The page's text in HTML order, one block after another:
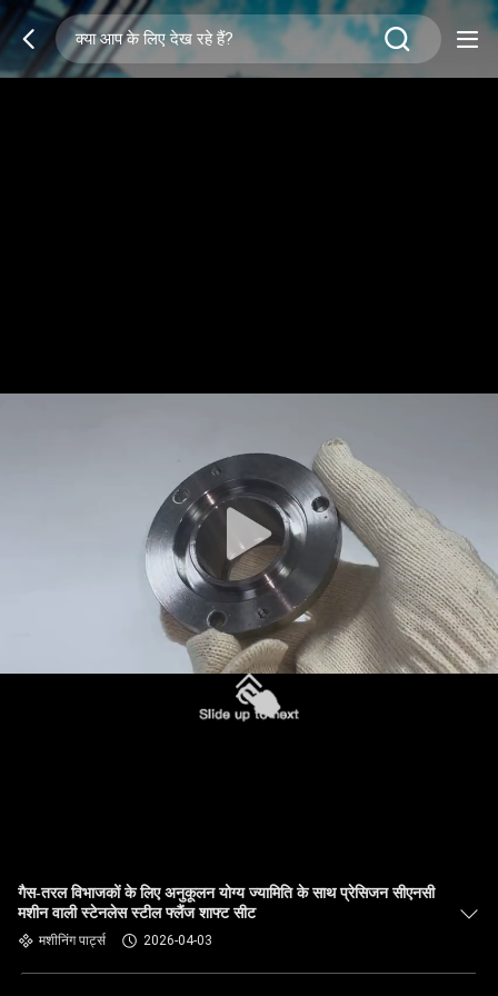
गैस-तरल विभाजकों के लिए अनुकूलन योग्य ज्यामिति के साथ प्रेसिजन सीएनसी
मशीन वाली स्टेनलेस स्टील फ्लैंज शाफ्ट सीट
मशीनिंग पार्ट्स 2026-04-03